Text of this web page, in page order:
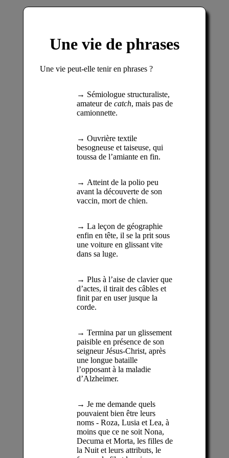
Une vie de phrases
Une vie peut-elle tenir en phrases ?
Sémiologue structuraliste,
amateur de catch, mais pas de
camionnette.
Ouvrière textile
besogneuse et taiseuse, qui
toussa de l’amiante en fin.
Atteint de la polio peu
avant la découverte de son
vaccin, mort de chien.
La leçon de géographie
enfin en tête, il se la prit sous
une voiture en glissant vite
dans sa luge.
Plus à l’aise de clavier que
d’actes, il tirait des câbles et
finit par en user jusque la
corde.
Termina par un glissement
paisible en présence de son
seigneur Jésus-Christ, après
une longue bataille
l’opposant à la maladie
d’Alzheimer.
Je me demande quels
pouvaient bien être leurs
noms - Roza, Lusia et Lea, à
moins que ce ne soit Nona,
Decuma et Morta, les filles de
la Nuit et leurs attributs, le